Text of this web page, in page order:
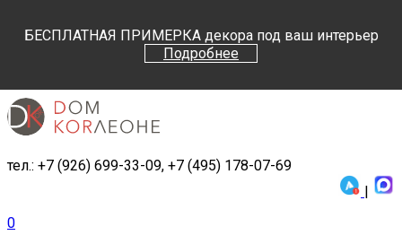
БЕСПЛАТНАЯ ПРИМЕРКА декора под ваш интерьер
Подробнее
тел.: +7 (926) 699-33-09, +7 (495) 178-07-69
|
0